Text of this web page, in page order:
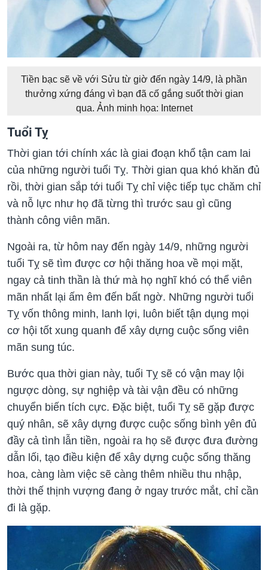
Tiền bạc sẽ về với Sửu từ giờ đến ngày 14/9, là phần
thưởng xứng đáng vì bạn đã cố gắng suốt thời gian
qua. Ảnh minh họa: Internet
Tuổi Tỵ
Thời gian tới chính xác là giai đoạn khổ tận cam lai
của những người tuổi Tỵ. Thời gian qua khó khăn đủ
rồi, thời gian sắp tới tuổi Tỵ chỉ việc tiếp tục chăm chỉ
và nỗ lực như họ đã từng thì trước sau gì cũng
thành công viên mãn.
Ngoài ra, từ hôm nay đến ngày 14/9, những người
tuổi Tỵ sẽ tìm được cơ hội thăng hoa về mọi mặt,
ngay cả tinh thần là thứ mà họ nghĩ khó có thể viên
mãn nhất lại ấm êm đến bất ngờ. Những người tuổi
Tỵ vốn thông minh, lanh lợi, luôn biết tận dụng mọi
cơ hội tốt xung quanh để xây dựng cuộc sống viên
mãn sung túc.
Bước qua thời gian này, tuổi Tỵ sẽ có vận may lội
ngược dòng, sự nghiệp và tài vận đều có những
chuyển biến tích cực. Đặc biệt, tuổi Tỵ sẽ gặp được
quý nhân, sẽ xây dựng được cuộc sống bình yên đủ
đầy cả tình lẫn tiền, ngoài ra họ sẽ được đưa đường
dẫn lối, tạo điều kiện để xây dựng cuộc sống thăng
hoa, càng làm việc sẽ càng thêm nhiều thu nhập,
thời thế thịnh vượng đang ở ngay trước mắt, chỉ cần
đi là gặp.